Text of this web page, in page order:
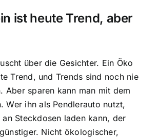
ist heute Trend, aber
über die Gesichter. Ein Öko
Trend, und Trends sind noch nie
Aber sparen kann man mit dem
Wer ihn als Pendlerauto nutzt,
Steckdosen laden kann, der
Nicht ökologischer,